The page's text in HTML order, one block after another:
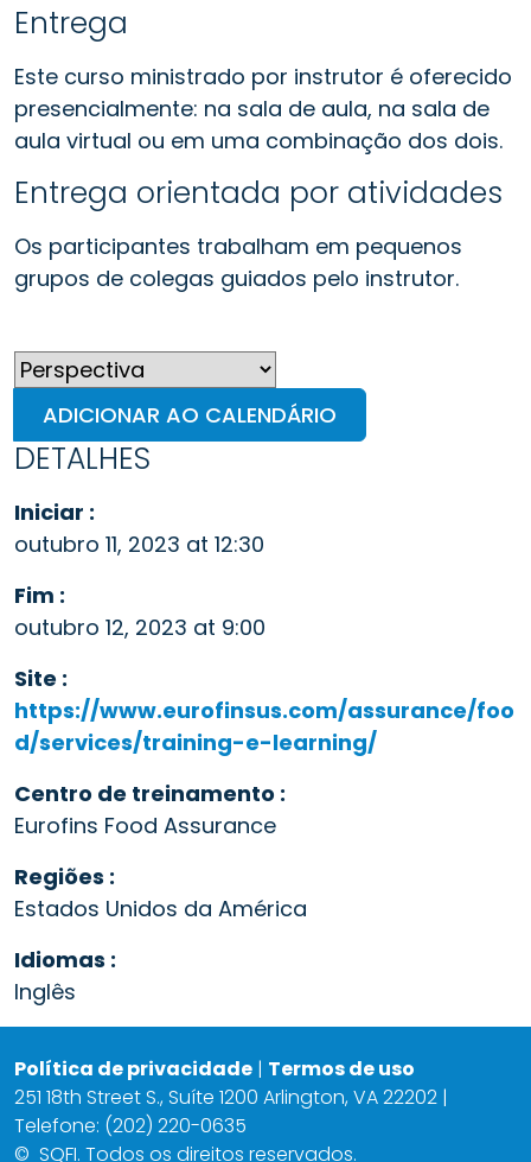
Entrega
Este curso ministrado por instrutor é oferecido
presencialmente: na sala de aula, na sala de
aula virtual ou em uma combinação dos dois.
Entrega orientada por atividades
Os participantes trabalham em pequenos
grupos de colegas guiados pelo instrutor.
ADICIONAR AO CALENDÁRIO
DETALHES
Iniciar :
outubro 11, 2023 at 12:30
Fim :
outubro 12, 2023 at 9:00
Site :
https://www.eurofinsus.com/assurance/foo
d/services/training-e-learning/
Centro de treinamento :
Eurofins Food Assurance
Regiões :
Estados Unidos da América
Idiomas :
Inglês
Política de privacidade | Termos de uso
251 18th Street S., Suíte 1200 Arlington, VA 22202 |
Telefone: (202) 220-0635
© SQFI. Todos os direitos reservados.